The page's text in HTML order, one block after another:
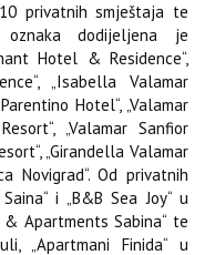
privatnih smještaja te
oznaka dodijeljena je
Hotel & Residence“,
„Isabella Valamar
Hotel“, „Valamar
„Valamar Sanfior
„Girandella Valamar
Novigrad“. Od privatnih
i „B&B Sea Joy“ u
& Apartments Sabina“ te
„Apartmani Finida“ u